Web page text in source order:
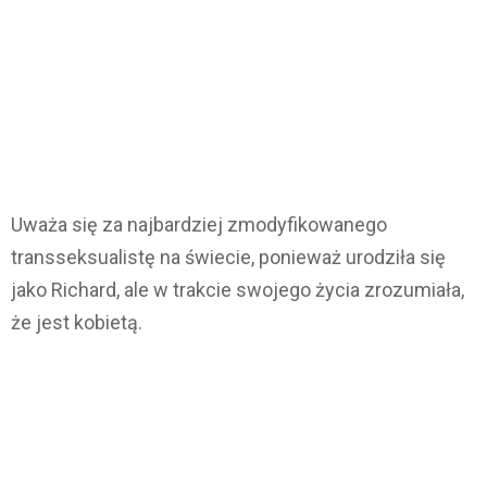
Uważa się za najbardziej zmodyfikowanego
transseksualistę na świecie, ponieważ urodziła się
jako Richard, ale w trakcie swojego życia zrozumiała,
że jest kobietą.